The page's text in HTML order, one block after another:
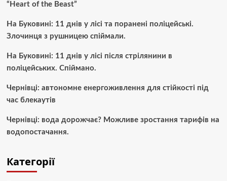
“Heart of the Beast”
На Буковині: 11 днів у лісі та поранені поліцейські.
Злочинця з рушницею спіймали.
На Буковині: 11 днів у лісі після стрілянини в
поліцейських. Спіймано.
Чернівці: автономне енергоживлення для стійкості під
час блекаутів
Чернівці: вода дорожчає? Можливе зростання тарифів на
водопостачання.
Категорії